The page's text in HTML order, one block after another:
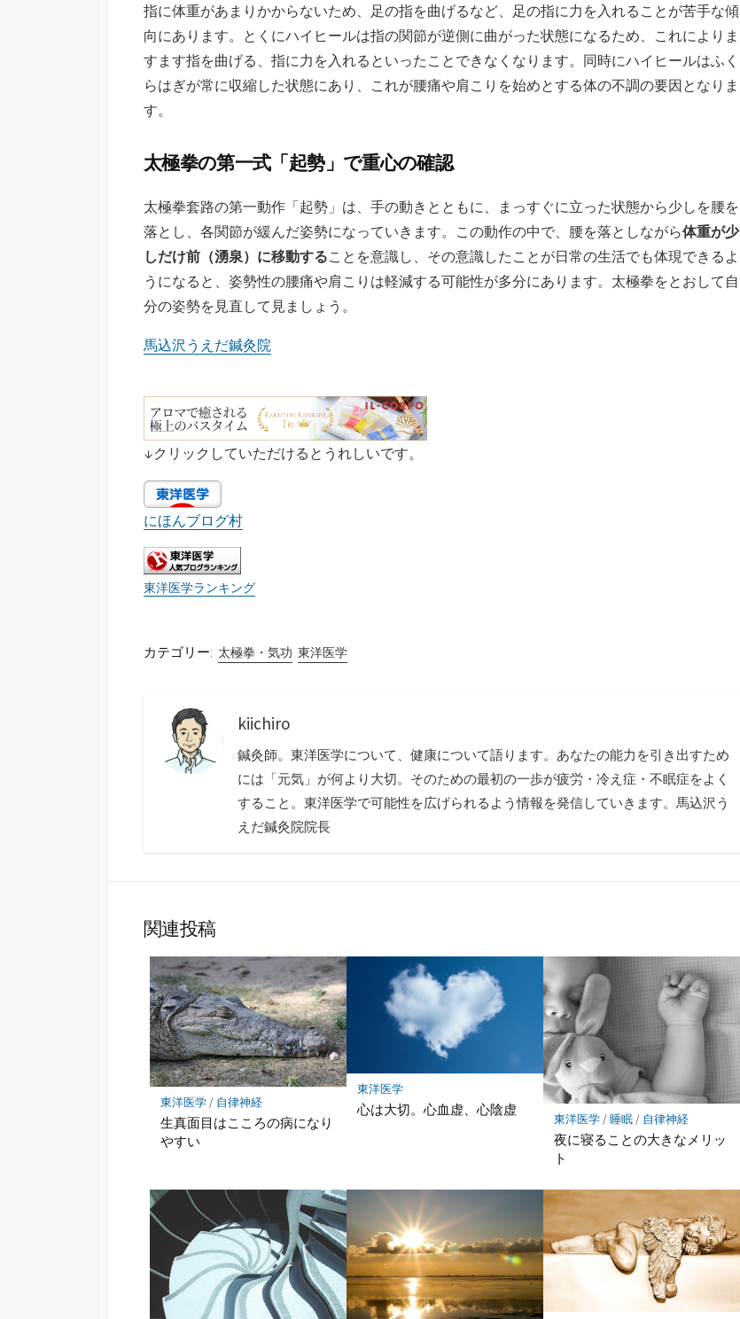
指に体重があまりかからないため、足の指を曲げるなど、足の指に力を入れることが苦手な傾
向にあります。とくにハイヒールは指の関節が逆側に曲がった状態になるため、これによりま
すます指を曲げる、指に力を入れるといったことできなくなります。同時にハイヒールはふく
らはぎが常に収縮した状態にあり、これが腰痛や肩こりを始めとする体の不調の要因となりま
す。
太極拳の第一式「起勢」で重心の確認
太極拳套路の第一動作「起勢」は、手の動きとともに、まっすぐに立った状態から少しを腰を
落とし、各関節が緩んだ姿勢になっていきます。この動作の中で、腰を落としながら体重が少
しだけ前（湧泉）に移動することを意識し、その意識したことが日常の生活でも体現できるよ
うになると、姿勢性の腰痛や肩こりは軽減する可能性が多分にあります。太極拳をとおして自
分の姿勢を見直して見ましょう。
馬込沢うえだ鍼灸院
↓クリックしていただけるとうれしいです。
にほんブログ村
東洋医学ランキング
カテゴリー: 太極拳・気功 東洋医学
kiichiro
鍼灸師。東洋医学について、健康について語ります。あなたの能力を引き出すため
には「元気」が何より大切。そのための最初の一歩が疲労・冷え症・不眠症をよく
すること。東洋医学で可能性を広げられるよう情報を発信していきます。馬込沢う
えだ鍼灸院院長
関連投稿
東洋医学/ 自律神経
生真面目はこころの病になり
やすい
東洋医学
心は大切。心血虚、心陰虚
東洋医学/睡眠/ 自律神経
夜に寝ることの大きなメリッ
ト